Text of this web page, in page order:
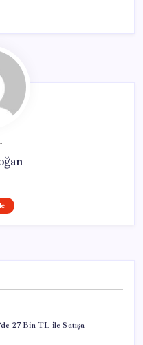
27 Bin TL ile Satışa